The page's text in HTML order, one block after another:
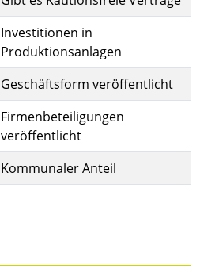
Investitionen in
Produktionsanlagen
Geschäftsform veröffentlicht
Firmenbeteiligungen
veröffentlicht
Kommunaler Anteil